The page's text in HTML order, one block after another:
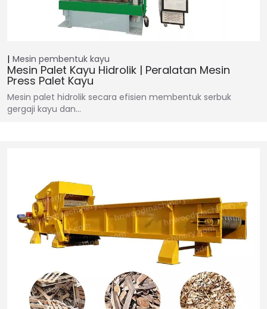
Mesin pembentuk kayu
Mesin Palet Kayu Hidrolik | Peralatan Mesin
Press Palet Kayu
Mesin palet hidrolik secara efisien membentuk serbuk
gergaji kayu dan…